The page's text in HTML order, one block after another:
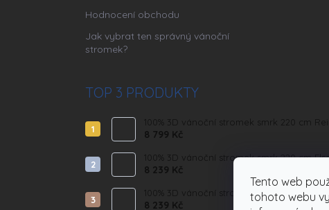
Tento web
tohoto webu
Hodnocení obchodu
Jak vybrat ten správný vánoční
stromek?
TOP 3 PRODUKTY
100% 3D vánoční stromek smrk 220 cm
8 799 Kč
100% 3D vánoční stromek smrk 220 cm
8 239 Kč
100% 3D vánoční stromek smrk 220 cm
8 239 Kč